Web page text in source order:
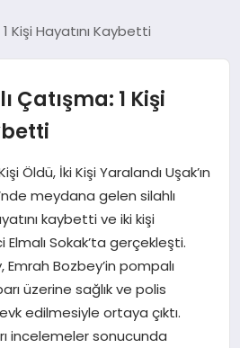
Kişi Hayatını Kaybetti
Çatışma: 1 Kişi
Öldü, İki Kişi Yaralandı Uşak’ın
meydana gelen silahlı
kaybetti ve iki kişi
Elmalı Sokak’ta gerçekleşti.
Emrah Bozbey’in pompalı
üzerine sağlık ve polis
edilmesiyle ortaya çıktı.
incelemeler sonucunda